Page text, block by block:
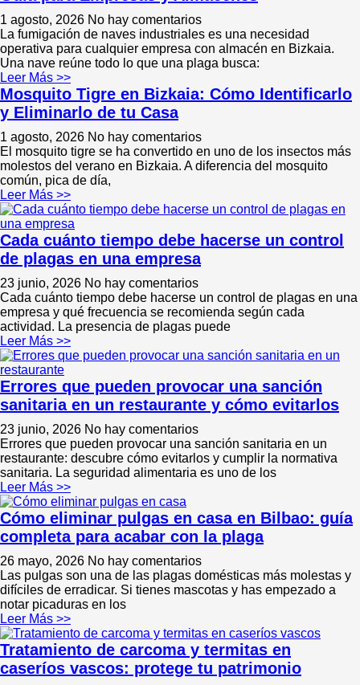
1 agosto, 2026 No hay comentarios
La fumigación de naves industriales es una necesidad
operativa para cualquier empresa con almacén en Bizkaia.
Una nave reúne todo lo que una plaga busca:
Leer Más >>
Mosquito Tigre en Bizkaia: Cómo Identificarlo
y Eliminarlo de tu Casa
1 agosto, 2026 No hay comentarios
El mosquito tigre se ha convertido en uno de los insectos más
molestos del verano en Bizkaia. A diferencia del mosquito
común, pica de día,
Leer Más >>
Cada cuánto tiempo debe hacerse un control
de plagas en una empresa
23 junio, 2026 No hay comentarios
Cada cuánto tiempo debe hacerse un control de plagas en una
empresa y qué frecuencia se recomienda según cada
actividad. La presencia de plagas puede
Leer Más >>
Errores que pueden provocar una sanción
sanitaria en un restaurante y cómo evitarlos
23 junio, 2026 No hay comentarios
Errores que pueden provocar una sanción sanitaria en un
restaurante: descubre cómo evitarlos y cumplir la normativa
sanitaria. La seguridad alimentaria es uno de los
Leer Más >>
Cómo eliminar pulgas en casa en Bilbao: guía
completa para acabar con la plaga
26 mayo, 2026 No hay comentarios
Las pulgas son una de las plagas domésticas más molestas y
difíciles de erradicar. Si tienes mascotas y has empezado a
notar picaduras en los
Leer Más >>
Tratamiento de carcoma y termitas en
caseríos vascos: protege tu patrimonio